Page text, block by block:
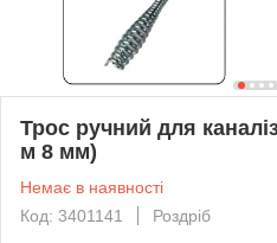
Трос ручний для
м 8 мм)
Немає в наявності
Код: 3401141
Роздріб